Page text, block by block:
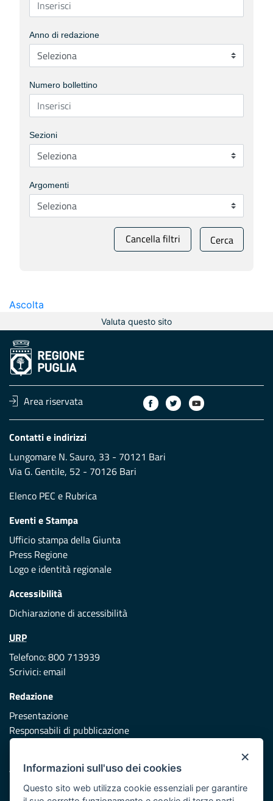
Anno di redazione
Numero bollettino
Sezioni
Argomenti
Cancella filtri Cerca
Ascolta
Valuta questo sito
Area riservata
Contatti e indirizzi
Lungomare N. Sauro, 33 - 70121 Bari
Via G. Gentile, 52 - 70126 Bari
Elenco PEC e Rubrica
Eventi e Stampa
Ufficio stampa della Giunta
Press Regione
Logo e identità regionale
Accessibilità
Dichiarazione di accessibilità
URP
Telefono: 800 713939
Scrivici:email
Redazione
Presentazione
Responsabili di pubblicazione
Vai al sito di Protezione Civile Puglia
×
Informazioni sull'uso dei cookies
Questo sito web utilizza cookie essenziali per garantire